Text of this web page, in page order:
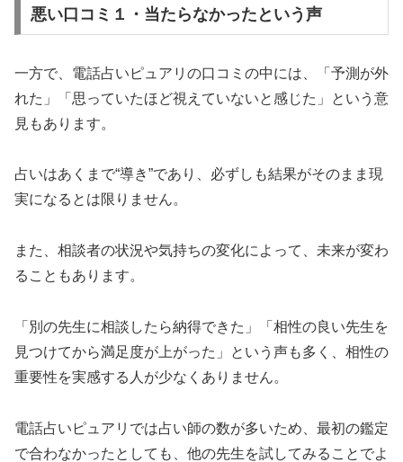
悪い口コミ１・当たらなかったという声
一方で、電話占いピュアリの口コミの中には、「予測が外
れた」「思っていたほど視えていないと感じた」という意
見もあります。
占いはあくまで“導き”であり、必ずしも結果がそのまま現
実になるとは限りません。
また、相談者の状況や気持ちの変化によって、未来が変わ
ることもあります。
「別の先生に相談したら納得できた」「相性の良い先生を
見つけてから満足度が上がった」という声も多く、相性の
重要性を実感する人が少なくありません。
電話占いピュアリでは占い師の数が多いため、最初の鑑定
で合わなかったとしても、他の先生を試してみることでよ